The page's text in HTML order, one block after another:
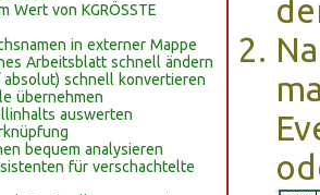
Wert von KGRÖSSTE
in externer Mappe
Arbeitsblatt schnell ändern
schnell konvertieren
übernehmen
auswerten
bequem analysieren
für verschachtelte